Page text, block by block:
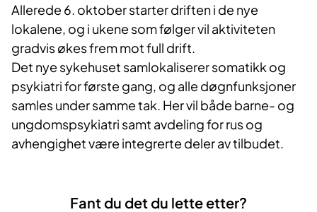
Allerede 6. oktober starter driften i de nye
lokalene, og i ukene som følger vil aktiviteten
gradvis økes frem mot full drift.
Det nye sykehuset samlokaliserer somatikk og
psykiatri for første gang, og alle døgnfunksjoner
samles under samme tak. Her vil både barne- og
ungdomspsykiatri samt avdeling for rus og
avhengighet være integrerte deler av tilbudet.
Fant du det du lette etter?